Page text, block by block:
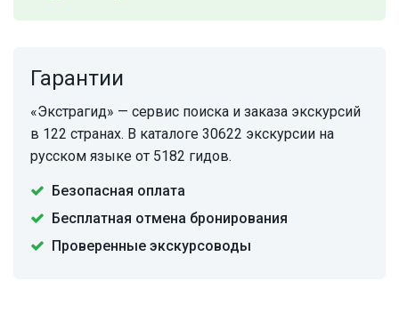
Гарантии
«Экстрагид» — сервис поиска и заказа экскурсий
в 122 странах. В каталоге 30622 экскурсии на
русском языке от 5182 гидов.
Безопасная оплата
Бесплатная отмена бронирования
Проверенные экскурсоводы